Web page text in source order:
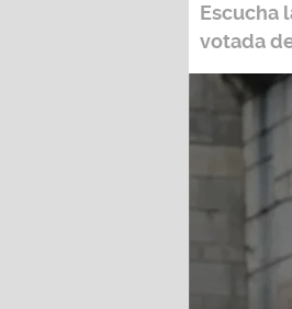
Escucha
votada